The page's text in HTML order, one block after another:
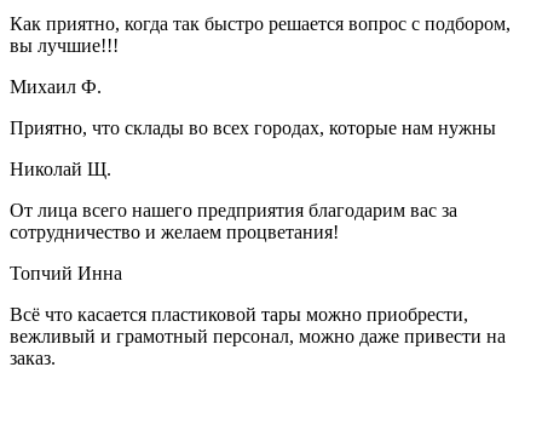
Как приятно, когда так быстро решается вопрос с подбором,
вы лучшие!!!
Михаил Ф.
Приятно, что склады во всех городах, которые нам нужны
Николай Щ.
От лица всего нашего предприятия благодарим вас за
сотрудничество и желаем процветания!
Топчий Инна
Всё что касается пластиковой тары можно приобрести,
вежливый и грамотный персонал, можно даже привести на
заказ.